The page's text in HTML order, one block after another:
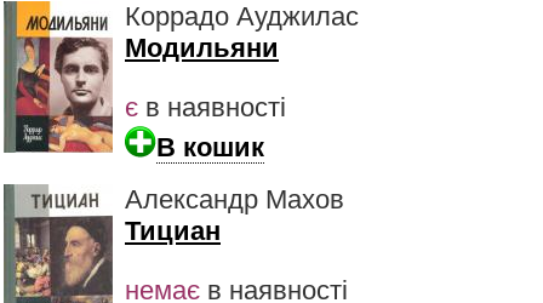
Коррадо Ауджилас
Модильяни
є в наявності
В кошик
Александр Махов
Тициан
немає в наявності